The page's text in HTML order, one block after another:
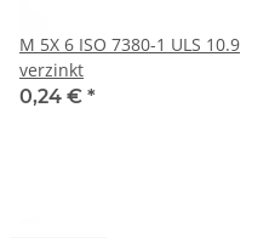
M 5X 6 ISO 7380-1 ULS 10.9
verzinkt
0,24 € *